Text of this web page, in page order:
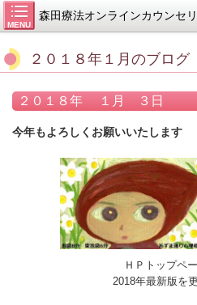
MENU
森田療法オンラインカウンセ
２０１８年１月のブログ
２０１８年 １月 ３日
今年もよろしくお願いいたします
ＨＰトップペ
2018年最新版を